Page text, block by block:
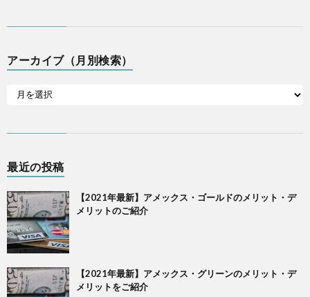
アーカイブ（月別検索）
最近の投稿
【2021年最新】アメックス・ゴールドのメリット・デ
メリットのご紹介
【2021年最新】アメックス・グリーンのメリット・デ
メリットをご紹介